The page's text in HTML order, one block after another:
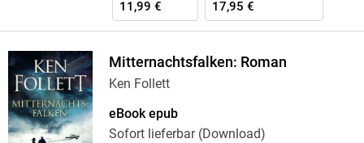
11,99 € 17,95 €
Mitternachtsfalken: Roman
Ken Follett
eBook epub
Sofort lieferbar (Download)